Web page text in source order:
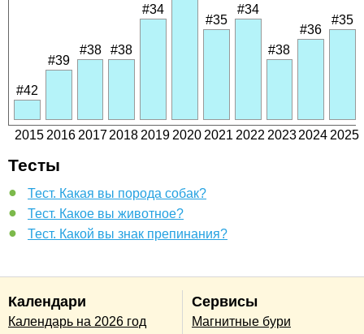
#42
2015
#39
2016
#38
2017
#38
2018
#34
2019 2020
#35
2021
#34
2022
#38
2023
#36
2024
#35
2025
Тесты
Тест. Какая вы порода собак?
Тест. Какое вы животное?
Тест. Какой вы знак препинания?
Календари
Календарь на 2026 год
Сервисы
Магнитные бури